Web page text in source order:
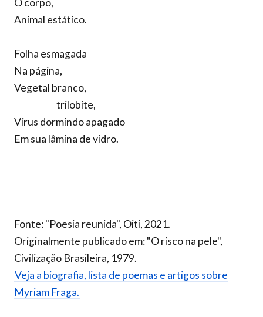
O corpo,
Animal estático.
Folha esmagada
Na página,
Vegetal branco,
trilobite,
Vírus dormindo apagado
Em sua lâmina de vidro.
Fonte: "Poesia reunida", Oiti, 2021.
Originalmente publicado em: "O risco na pele",
Civilização Brasileira, 1979.
Veja a biografia, lista de poemas e artigos sobre
Myriam Fraga.